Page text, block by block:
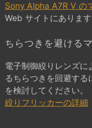
Sony Alpha A7R V の
Web サイトにあります
ちらつきを避ける
電子制御絞りレンズに
るちらつきを回避する
を検討してください。
絞りフリッカーの詳細